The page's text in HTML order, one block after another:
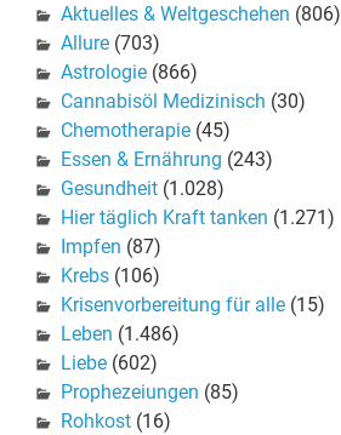
Aktuelles & Weltgeschehen (806)
Allure(703)
Astrologie(866)
Cannabisöl Medizinisch (30)
Chemotherapie(45)
Essen & Ernährung (243)
Gesundheit(1.028)
Hier täglich Kraft tanken (1.271)
Impfen (87)
Krebs(106)
Krisenvorbereitung für alle(15)
Leben (1.486)
Liebe(602)
Prophezeiungen (85)
Rohkost(16)